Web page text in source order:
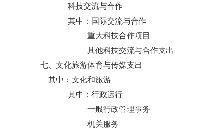
科技交流与合作
其中：国际交流与合作
重大科技合作项目
其他科技交流与合作支出
七、文化旅游体育与传媒支出
其中：文化和旅游
其中：行政运行
一般行政管理事务
机关服务